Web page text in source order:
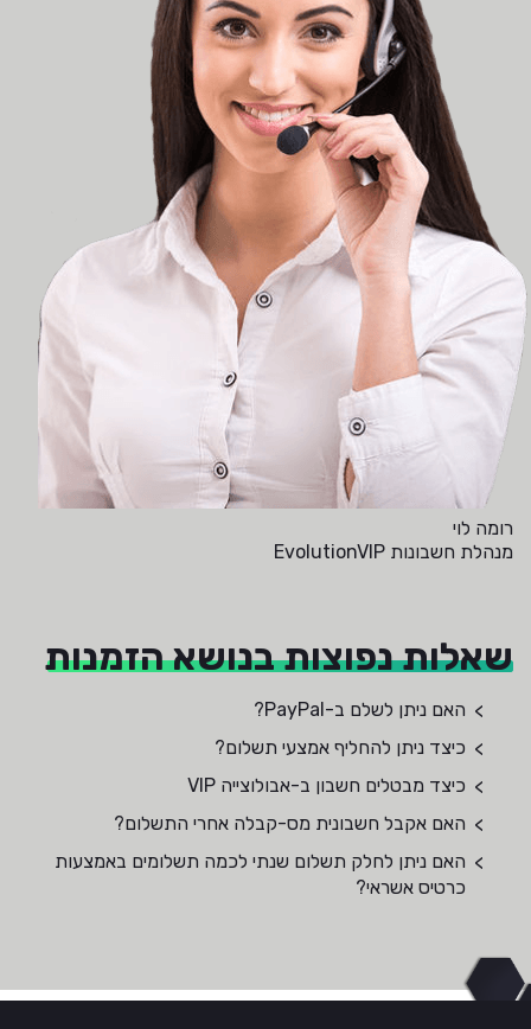
רומה לוי
מנהלת חשבונות EvolutionVIP
שאלות נפוצות בנושא הזמנות
האם ניתן לשלם ב-PayPal?
כיצד ניתן להחליף אמצעי תשלום?
כיצד מבטלים חשבון ב-אבולוצייה VIP
האם אקבל חשבונית מס-קבלה אחרי התשלום?
האם ניתן לחלק תשלום שנתי לכמה תשלומים באמצעות
כרטיס אשראי?